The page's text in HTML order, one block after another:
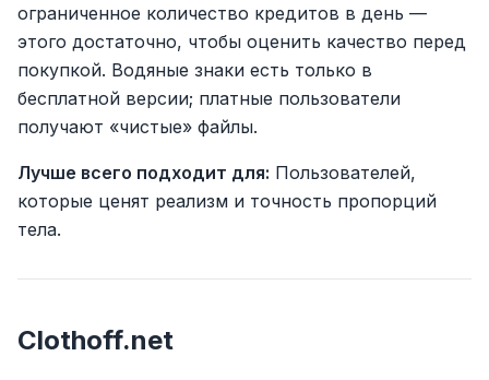
ограниченное количество кредитов в день —
этого достаточно, чтобы оценить качество перед
покупкой. Водяные знаки есть только в
бесплатной версии; платные пользователи
получают «чистые» файлы.
Лучше всего подходит для: Пользователей,
которые ценят реализм и точность пропорций
тела.
Clothoff.net